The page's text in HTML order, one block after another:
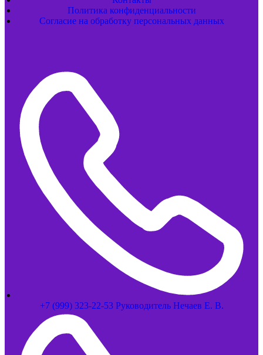
Политика конфиденциальности
Согласие на обработку персональных данных
+7 (999) 323-22-53 Руководитель Нечаев Е. В.